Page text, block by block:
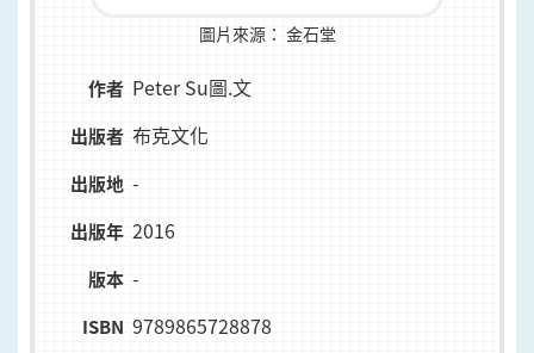
圖片來源： 金石堂
作者 Peter Su圖.文
出版者 布克文化
出版地 -
出版年 2016
版本 -
ISBN 9789865728878